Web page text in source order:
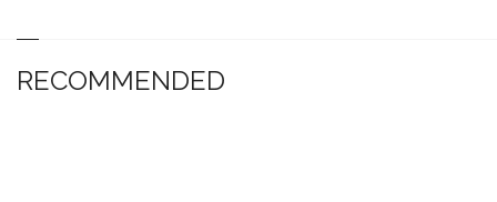
RECOMMENDED